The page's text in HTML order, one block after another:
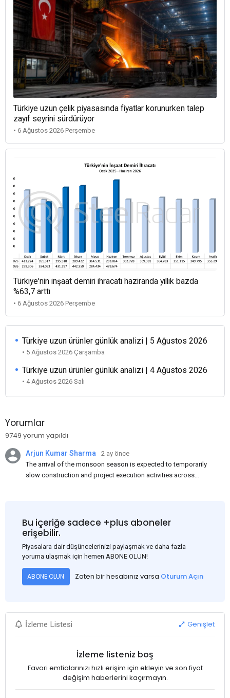
Türkiye uzun çelik piyasasında fiyatlar korunurken talep
zayıf seyrini sürdürüyor
• 6 Ağustos 2026 Perşembe
Türkiye'nin inşaat demiri ihracatı haziranda yıllık bazda
%63,7 arttı
• 6 Ağustos 2026 Perşembe
Türkiye uzun ürünler günlük analizi | 5 Ağustos 2026
• 5 Ağustos 2026 Çarşamba
Türkiye uzun ürünler günlük analizi | 4 Ağustos 2026
• 4 Ağustos 2026 Salı
Yorumlar
9749 yorum yapıldı
Arjun Kumar Sharma
2 ay önce
The arrival of the monsoon season is expected to temporarily
slow construction and project execution activities across
and rural construction projects is expected to provide support
to the market despite seasonal disruptions caused by heavy
rainfall.
Bu içeriğe sadece +plus aboneler
erişebilir.
Piyasalara dair düşüncelerinizi paylaşmak ve daha fazla
yoruma ulaşmak için hemen ABONE OLUN!
ABONE OLUN Zaten bir hesabınız varsa Oturum Açın
İzleme Listesi Genişlet
İzleme listeniz boş
Favori emtialarınızı hızlı erişim için ekleyin ve son fiyat
değişim haberlerini kaçırmayın.